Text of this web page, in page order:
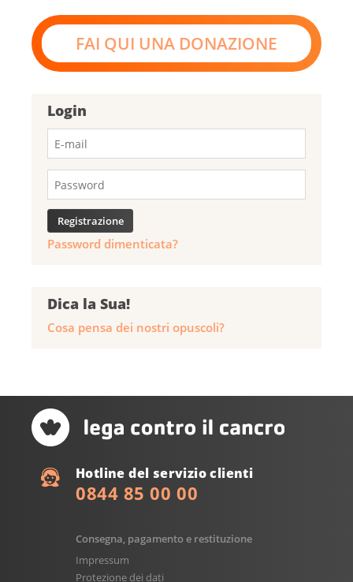
FAI QUI UNA DONAZIONE
Login
Password dimenticata?
Dica la Sua!
Cosa pensa dei nostri opuscoli?
Hotline del servizio clienti
0844 85 00 00
Consegna, pagamento e restituzione
Impressum
Protezione dei dati